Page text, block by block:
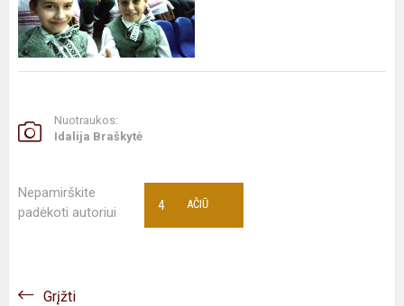
Nuotraukos:
Idalija Braškytė
Nepamirškite
padėkoti autoriui
AČIŪ
4
Grįžti